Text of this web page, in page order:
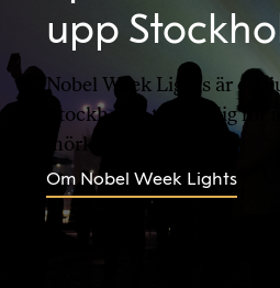
upp
Nobel Week Lights är en
Stockholm, tillgänglig för
mörkaste tid.
Om Nobel Week Lights